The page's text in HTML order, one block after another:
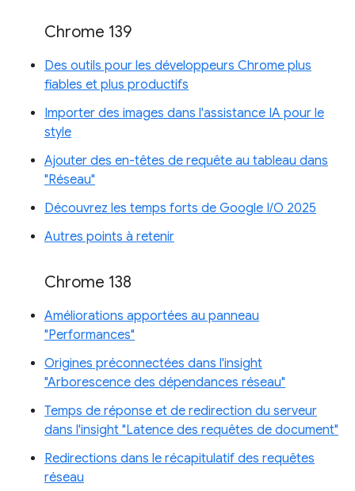
Chrome 139
Des outils pour les développeurs Chrome plus
fiables et plus productifs
Importer des images dans l'assistance IA pour le
style
Ajouter des en-têtes de requête au tableau dans
"Réseau"
Découvrez les temps forts de Google I/O 2025
Autres points à retenir
Chrome 138
Améliorations apportées au panneau
"Performances"
Origines préconnectées dans l'insight
"Arborescence des dépendances réseau"
Temps de réponse et de redirection du serveur
dans l'insight "Latence des requêtes de document"
Redirections dans le récapitulatif des requêtes
réseau